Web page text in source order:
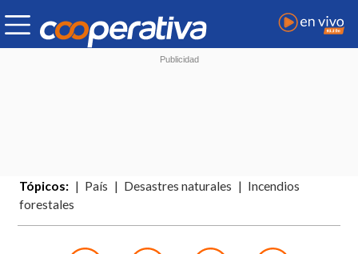
Tópicos: País Desastres naturales
Incendios
forestales